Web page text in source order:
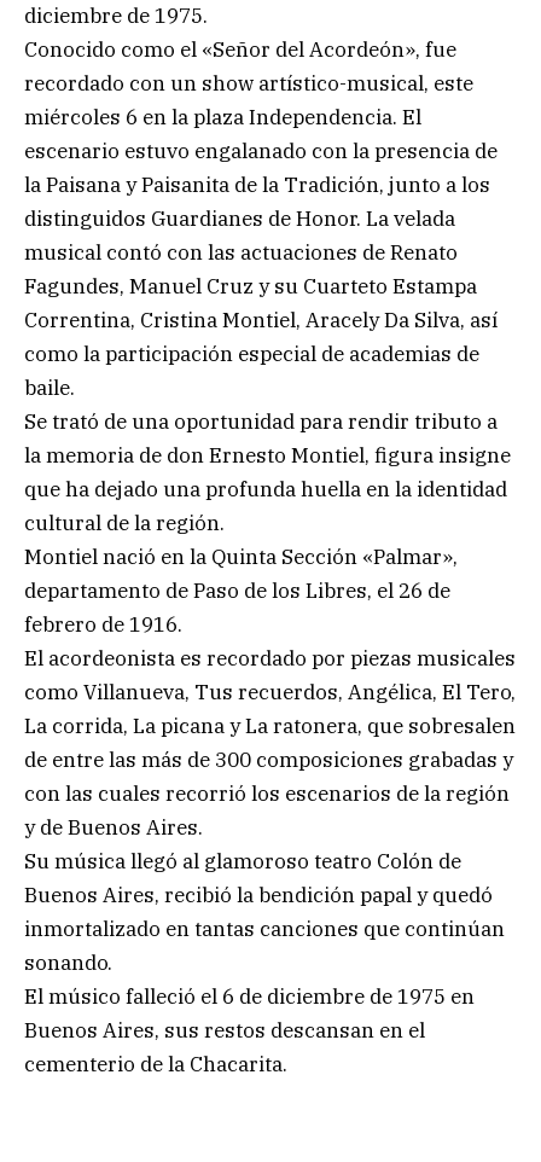
diciembre de 1975.
Conocido como el «Señor del Acordeón», fue
recordado con un show artístico-musical, este
miércoles 6 en la plaza Independencia. El
escenario estuvo engalanado con la presencia de
la Paisana y Paisanita de la Tradición, junto a los
distinguidos Guardianes de Honor. La velada
musical contó con las actuaciones de Renato
Fagundes, Manuel Cruz y su Cuarteto Estampa
Correntina, Cristina Montiel, Aracely Da Silva, así
como la participación especial de academias de
baile.
Se trató de una oportunidad para rendir tributo a
la memoria de don Ernesto Montiel, figura insigne
que ha dejado una profunda huella en la identidad
cultural de la región.
Montiel nació en la Quinta Sección «Palmar»,
departamento de Paso de los Libres, el 26 de
febrero de 1916.
El acordeonista es recordado por piezas musicales
como Villanueva, Tus recuerdos, Angélica, El Tero,
La corrida, La picana y La ratonera, que sobresalen
de entre las más de 300 composiciones grabadas y
con las cuales recorrió los escenarios de la región
y de Buenos Aires.
Su música llegó al glamoroso teatro Colón de
Buenos Aires, recibió la bendición papal y quedó
inmortalizado en tantas canciones que continúan
sonando.
El músico falleció el 6 de diciembre de 1975 en
Buenos Aires, sus restos descansan en el
cementerio de la Chacarita.